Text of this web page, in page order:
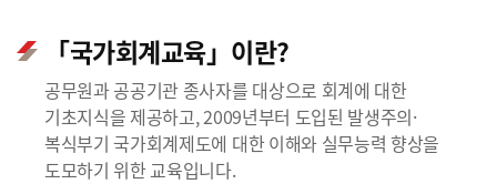
「국가회계교육」이란?
공무원과 공공기관 종사자를 대상으로 회계에 대한
기초지식을 제공하고, 2009년부터 도입된 발생주의·
복식부기 국가회계제도에 대한 이해와 실무능력 향상을
도모하기 위한 교육입니다.